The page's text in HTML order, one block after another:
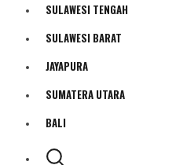
Olahraga
Bencana Alam
SULAWESI TENGAH
SULAWESI BARAT
JAYAPURA
SUMATERA UTARA
BALI